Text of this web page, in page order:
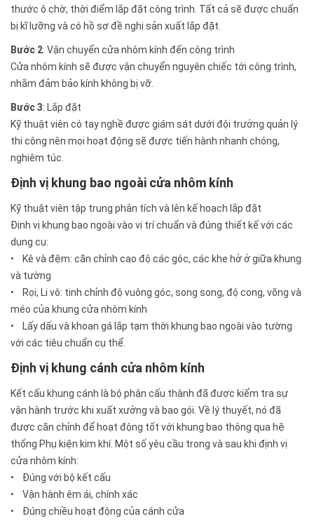
thước ô chờ, thời điểm lắp đặt công trình. Tất cả sẽ được chuẩn
bị kĩ lưỡng và có hồ sơ đề nghị sản xuất lắp đặt.
Bước 2: Vận chuyển cửa nhôm kính đến công trình
Cửa nhôm kính sẽ được vận chuyển nguyên chiếc tới công trình,
nhằm đảm bảo kính không bị vỡ.
Bước 3: Lắp đặt
Kỹ thuật viên có tay nghề được giám sát dưới đội trưởng quản lý
thi công nên mọi hoạt động sẽ được tiến hành nhanh chóng,
nghiêm túc.
Định vị khung bao ngoài cửa nhôm kính
Kỹ thuật viên tập trung phân tích và lên kế hoạch lắp đặt
Định vị khung bao ngoài vào vị trí chuẩn và đúng thiết kế với các
dụng cụ:
• Kê và đệm: căn chỉnh cao độ các góc, các khe hở ở giữa khung
và tường
• Rọi, Li vô: tinh chỉnh độ vuông góc, song song, độ cong, võng và
méo của khung cửa nhôm kính
• Lấy dấu và khoan gá lắp tạm thời khung bao ngoài vào tường
với các tiêu chuẩn cụ thể.
Định vị khung cánh cửa nhôm kính
Kết cấu khung cánh là bộ phận cấu thành đã được kiểm tra sự
vận hành trước khi xuất xưởng và bao gói. Về lý thuyết, nó đã
được căn chỉnh để hoạt động tốt với khung bao thông qua hệ
thống Phụ kiện kim khí. Một số yêu cầu trong và sau khi định vị
cửa nhôm kính:
• Đúng với bộ kết cấu
• Vận hành êm ái, chính xác
• Đúng chiều hoạt động của cánh cửa